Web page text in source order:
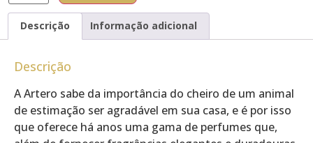
Descrição Informação adicional
Descrição
A Artero sabe da importância do cheiro de um animal
de estimação ser agradável em sua casa, e é por isso
que oferece há anos uma gama de perfumes que,